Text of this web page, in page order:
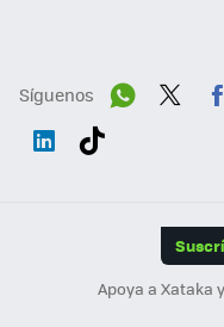
Síguenos
Apoya a Xataka